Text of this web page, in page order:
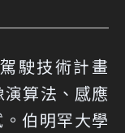
駛技術計畫
算法、感應
伯明罕大學